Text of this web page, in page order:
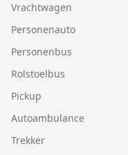
Vrachtwagen
Personenauto
Personenbus
Rolstoelbus
Pickup
Autoambulance
Trekker